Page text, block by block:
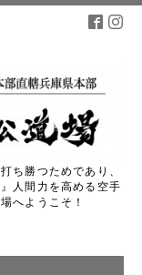
ち勝つためであり、
人間力を高める空手
へようこそ！